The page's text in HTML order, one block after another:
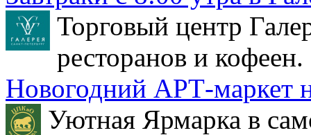
Торговый центр
ресторанов и кофеен.
Новогодний АРТ-маркет
Уютная Ярмарка в